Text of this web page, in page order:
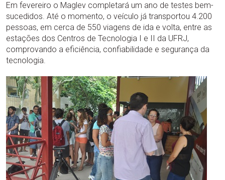
Em fevereiro o Maglev completará um ano de testes bem-
sucedidos. Até o momento, o veículo já transportou 4.200
pessoas, em cerca de 550 viagens de ida e volta, entre as
estações dos Centros de Tecnologia I e II da UFRJ,
comprovando a eficiência, confiabilidade e segurança da
tecnologia.